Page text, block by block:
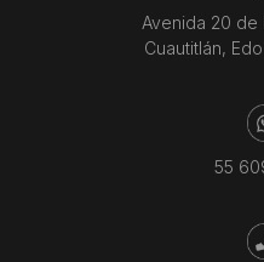
Avenida 20 de
Cuautitlán,
55